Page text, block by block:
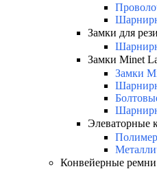
Замки для
Замки Minet
Замки
Элеваторные
Конвейерные ремни